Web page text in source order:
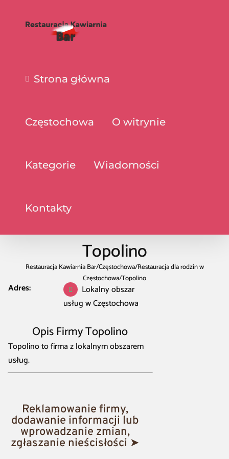
Strona główna
Częstochowa O witrynie
Kategorie Wiadomości
Kontakty
Topolino
Restauracja Kawiarnia Bar/Częstochowa/Restauracja dla rodzin w
Częstochowa/Topolino
Adres:
Lokalny obszar
usług w Częstochowa
Opis Firmy Topolino
Topolino to firma z lokalnym obszarem
usług.
Reklamowanie firmy,
dodawanie informacji lub
wprowadzanie zmian,
zgłaszanie nieścisłości ➤